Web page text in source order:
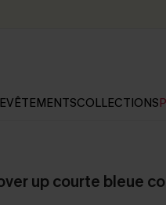
VÊTEMENTSCOLLECTIONS
up courte bleue